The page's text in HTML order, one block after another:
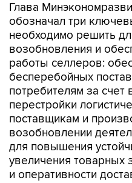
Глава
обозначал три
необходимо решить
возобновления и
работы селлеров:
бесперебойных
потребителям за счет
перестройки
поставщикам и
возобновлении
для повышения
увеличения товарных
и оперативности